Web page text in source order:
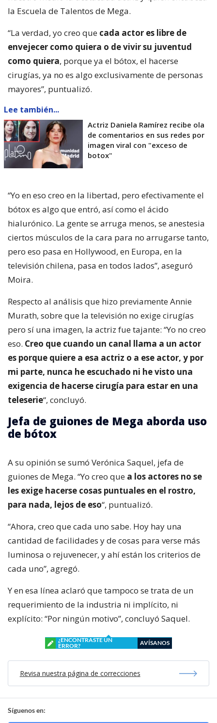
la Escuela de Talentos de Mega.
“La verdad, yo creo que cada actor es libre de
envejecer como quiera o de vivir su juventud
como quiera, porque ya el bótox, el hacerse
cirugías, ya no es algo exclusivamente de personas
mayores”, puntualizó.
Lee también...
Actriz Daniela Ramírez recibe ola
de comentarios en sus redes por
imagen viral con "exceso de
botox"
“Yo en eso creo en la libertad, pero efectivamente el
bótox es algo que entró, así como el ácido
hialurónico. La gente se arruga menos, se anestesia
ciertos músculos de la cara para no arrugarse tanto,
pero eso pasa en Hollywood, en Europa, en la
televisión chilena, pasa en todos lados”, aseguró
Moira.
Respecto al análisis que hizo previamente Annie
Murath, sobre que la televisión no exige cirugías
pero sí una imagen, la actriz fue tajante: “Yo no creo
eso. Creo que cuando un canal llama a un actor
es porque quiere a esa actriz o a ese actor, y por
mi parte, nunca he escuchado ni he visto una
exigencia de hacerse cirugía para estar en una
teleserie“, concluyó.
Jefa de guiones de Mega aborda uso
de bótox
A su opinión se sumó Verónica Saquel, jefa de
guiones de Mega. “Yo creo que a los actores no se
les exige hacerse cosas puntuales en el rostro,
para nada, lejos de eso“, puntualizó.
“Ahora, creo que cada uno sabe. Hoy hay una
cantidad de facilidades y de cosas para verse más
luminosa o rejuvenecer, y ahí están los criterios de
cada uno”, agregó.
Y en esa línea aclaró que tampoco se trata de un
requerimiento de la industria ni implícito, ni
explícito: “Por ningún motivo”, concluyó Saquel.
¿ENCONTRASTE UN
ERROR?
AVÍSANOS
Revisa nuestra página de correcciones
Síguenos en: